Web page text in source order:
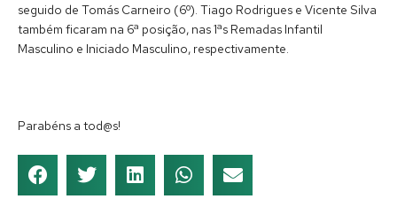
seguido de Tomás Carneiro (6º). Tiago Rodrigues e Vicente Silva
também ficaram na 6ª posição, nas 1ªs Remadas Infantil
Masculino e Iniciado Masculino, respectivamente.
Parabéns a tod@s!